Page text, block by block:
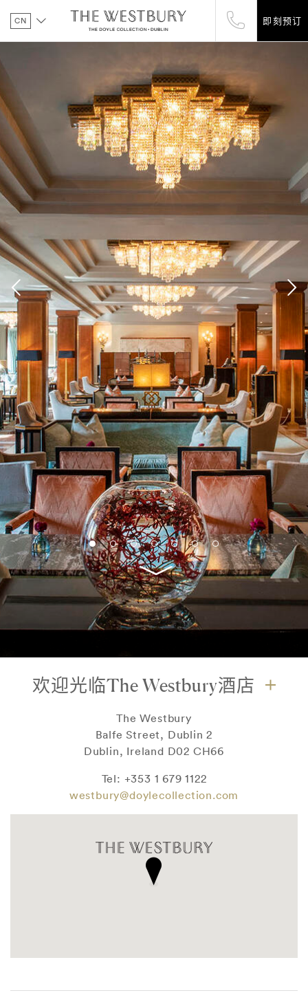
CN 即刻预订
欢迎光临The Westbury酒店
The Westbury
Balfe Street, Dublin 2
Dublin, Ireland D02 CH66
Tel: +353 1 679 1122
westbury@doylecollection.com